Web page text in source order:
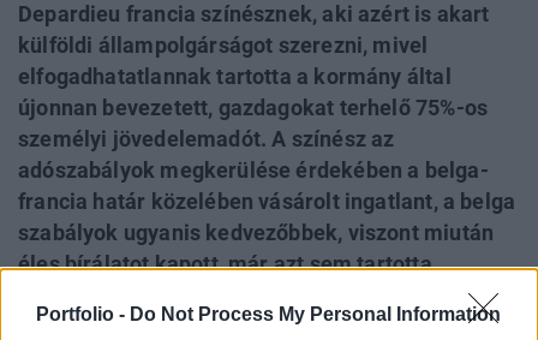
Portfolio - Do Not Process My Personal Information
Depardieu francia színésznek, aki azért is akart
külföldi állampolgárságot szerezni, mivel
elfogadhatatlannak tartotta a kormány által
újonnan bevezetett, gazdagokat terhelő 75%-os
személyi jövedelemadót. A színész az
adószabályok megkerülése érdekében a belga-
francia határ közelében vásárolt ingatlant, a belga
szabályok ugyanis kedvezőbbek, viszont miután
éles bírálatot kapott, már azt sem tartotta
elképzelhetetlennek, hogy új állampolgárságot
vegyen fel. Oroszország több szempontból is